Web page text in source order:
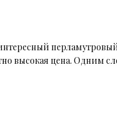
высокая цена. Одним